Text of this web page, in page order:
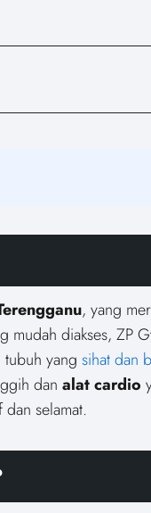
, yang
mudah diakses, ZP
yang sihat dan
dan alat cardio
selamat.